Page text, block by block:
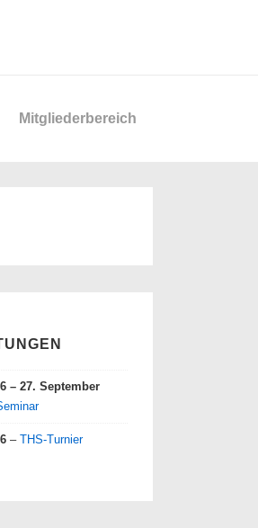
Mitgliederbereich
– 27. September
– THS-Turnier